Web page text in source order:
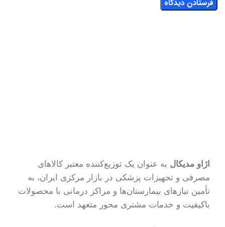
اژاو مدیکال به عنوان یک توزیع‌کننده معتبر کالاهای
مصرفی و تجهیزات پزشکی در بازار مرکزی ایران، به
تأمین نیازهای بیمارستان‌ها و مراکز درمانی با محصولات
باکیفیت و خدمات مشتری محور متعهد است.